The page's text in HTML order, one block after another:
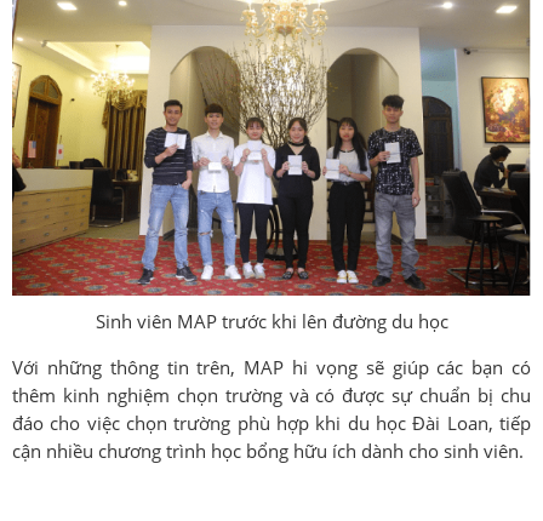
Sinh viên MAP trước khi lên đường du học
Với những thông tin trên, MAP hi vọng sẽ giúp các bạn có
thêm kinh nghiệm chọn trường và có được sự chuẩn bị chu
đáo cho việc chọn trường phù hợp khi du học Đài Loan, tiếp
cận nhiều chương trình học bổng hữu ích dành cho sinh viên.